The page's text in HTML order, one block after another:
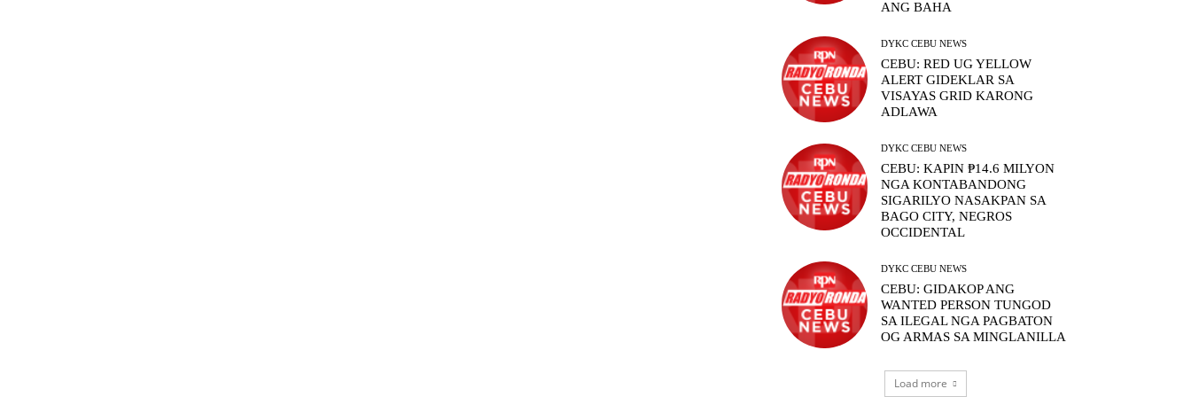
ANG BAHA
DYKC CEBU NEWS
CEBU: RED UG YELLOW
ALERT GIDEKLAR SA
VISAYAS GRID KARONG
ADLAWA
DYKC CEBU NEWS
CEBU: KAPIN ₱14.6 MILYON
NGA KONTABANDONG
SIGARILYO NASAKPAN SA
BAGO CITY, NEGROS
OCCIDENTAL
DYKC CEBU NEWS
CEBU: GIDAKOP ANG
WANTED PERSON TUNGOD
SA ILEGAL NGA PAGBATON
OG ARMAS SA MINGLANILLA
Load more